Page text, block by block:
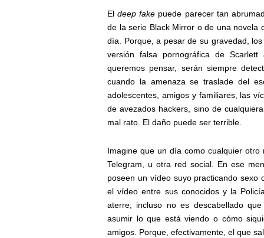
Eldeep fake puede parecer tan
de la serie Black Mirror o de una novela
día. Porque, a pesar de su gravedad,
versión falsa pornográfica de
queremos pensar, serán siempre
cuando la amenaza se traslade del
adolescentes, amigos y familiares, las
de avezados hackers, sino de
mal rato. El daño puede ser terrible.
Imagine que un día como cualquier
Telegram, u otra red social. En ese
poseen un vídeo suyo practicando sexo
el vídeo entre sus conocidos y la
aterre; incluso no es descabellado
asumir lo que está viendo o cómo
amigos. Porque, efectivamente, el que